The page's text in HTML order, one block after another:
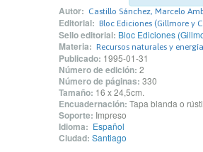
Autor: Castillo Sánchez, Marcelo
Editorial: Bloc Ediciones (Gillmore y
Sello editorial: Bloc Ediciones
Materia: Recursos naturales y energía
Publicado: 1995-01-31
Número de edición: 2
Número de páginas: 330
Tamaño: 16 x 24,5cm.
Encuadernación: Tapa blanda o
Soporte: Impreso
Idioma: Español
Ciudad: Santiago